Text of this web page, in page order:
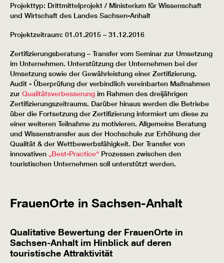
Projekttyp: Drittmittelprojekt / Ministerium für Wissenschaft
und Wirtschaft des Landes Sachsen-Anhalt
Projektzeitraum: 01.01.2015 – 31.12.2016
Zertifizierungsberatung – Transfer vom Seminar zur Umsetzung
im Unternehmen. Unterstützung der Unternehmen bei der
Umsetzung sowie der Gewährleistung einer Zertifizierung.
Audit - Überprüfung der verbindlich vereinbarten Maßnahmen
zur Qualitätsverbesserung im Rahmen des dreijährigen
Zertifizierungszeitraums. Darüber hinaus werden die Betriebe
über die Fortsetzung der Zertifizierung informiert um diese zu
einer weiteren Teilnahme zu motivieren. Allgemeine Beratung
und Wissenstransfer aus der Hochschule zur Erhöhung der
Qualität & der Wettbewerbsfähigkeit. Der Transfer von
innovativen „Best-Practice“ Prozessen zwischen den
touristischen Unternehmen soll unterstützt werden.
FrauenOrte in Sachsen-Anhalt
Qualitative Bewertung der FrauenOrte in
Sachsen-Anhalt im Hinblick auf deren
touristische Attraktivität